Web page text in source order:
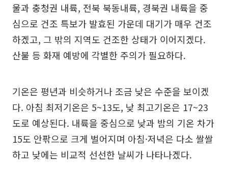
울과 충청권 내륙, 전북 북동내륙, 경북권 내륙을 중
심으로 건조 특보가 발효된 가운데 대기가 매우 건조
하겠고, 그 밖의 지역도 건조한 상태가 이어지겠다.
산불 등 화재 예방에 각별한 주의가 필요하다.
기온은 평년과 비슷하거나 조금 낮은 수준을 보이겠
다. 아침 최저기온은 5~13도, 낮 최고기온은 17~23
도로 예상된다. 내륙을 중심으로 낮과 밤의 기온 차가
15도 안팎으로 크게 벌어지며 아침·저녁은 다소 쌀쌀
하고 낮에는 비교적 선선한 날씨가 나타나겠다.